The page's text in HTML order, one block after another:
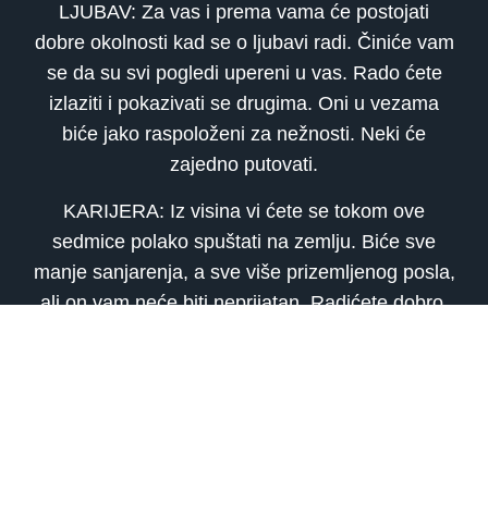
LJUBAV: Za vas i prema vama će postojati
dobre okolnosti kad se o ljubavi radi. Činiće vam
se da su svi pogledi upereni u vas. Rado ćete
izlaziti i pokazivati se drugima. Oni u vezama
biće jako raspoloženi za nežnosti. Neki će
zajedno putovati.
KARIJERA: Iz visina vi ćete se tokom ove
sedmice polako spuštati na zemlju. Biće sve
manje sanjarenja, a sve više prizemljenog posla,
ali on vam neće biti neprijatan. Radićete dobro,